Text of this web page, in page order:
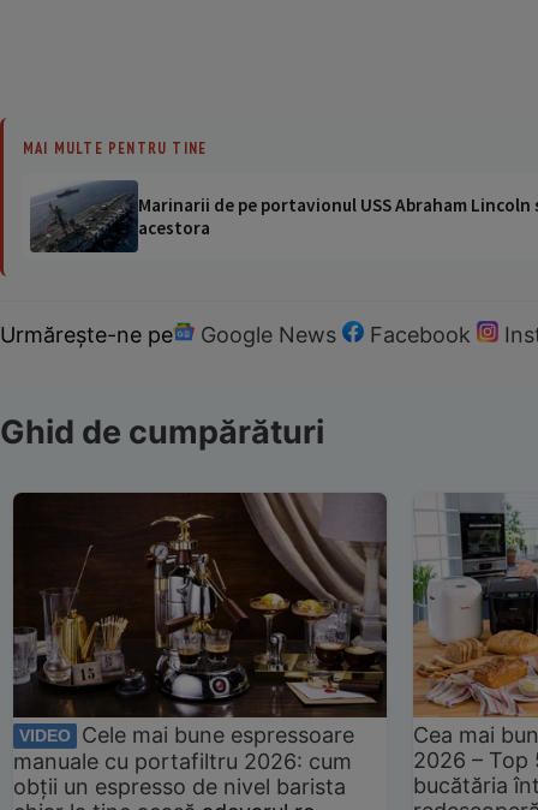
MAI MULTE PENTRU TINE
Marinarii de pe portavionul USS Abraham
acestora
Urmărește-ne pe Google News Facebook
Ghid de cumpărături
VIDEO
Cele mai bune espressoare
manuale cu portafiltru 2026: cum
obții un espresso de nivel barista
Cea mai
2026 –
bucătăria